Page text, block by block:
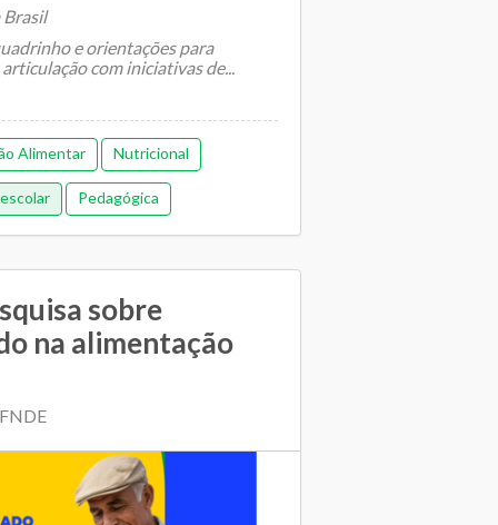
Brasil
e orientações para
com iniciativas de...
Alimentar Nutricional
Pedagógica
sobre
na alimentação